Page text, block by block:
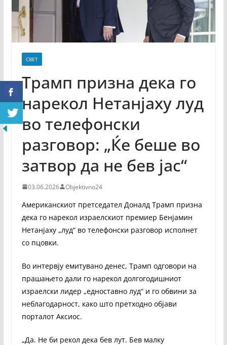
СВЕТ
Трамп призна дека го
нарекол Нетанјаху луд
во телефонски
разговор: „Ќе беше во
затвор да не бев јас“
03.06.2026 Objektivno24
Американскиот претседател Доналд Трамп призна
дека го нарекол израелскиот премиер Бенјамин
Нетанјаху „луд“ во телефонски разговор исполнет
со пцовки.
Во интервју емитувано денес, Трамп одговори на
прашањето дали го нарекол долгогодишниот
израелски лидер „едноставно луд“ и го обвини за
неблагодарност, како што претходно објави
порталот Аксиос.
„Да. Не би рекол дека бев лут. Бев малку